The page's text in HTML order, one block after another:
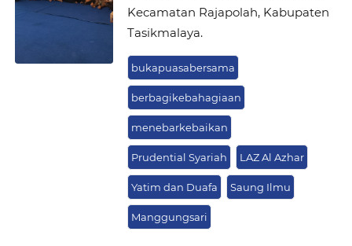
Kecamatan Rajapolah, Kabupaten
Tasikmalaya.
bukapuasabersama
berbagikebahagiaan
menebarkebaikan
Prudential Syariah LAZ Al Azhar
Yatim dan Duafa Saung Ilmu
Manggungsari